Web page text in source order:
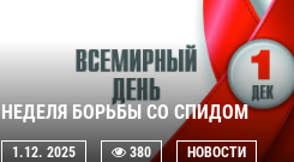
НЕДЕЛЯ БОРЬБЫ СО СПИДОМ
1.12. 2025 380 НОВОСТИ